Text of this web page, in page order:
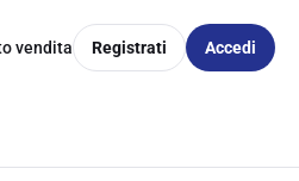
vendita Registrati Accedi